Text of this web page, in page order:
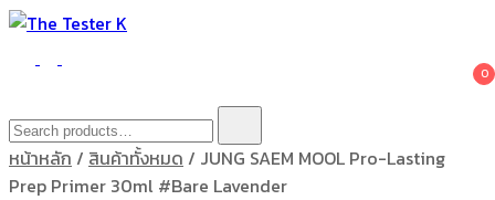
The Tester K
Korean cosmetics 0
Search
for:
หน้าหลัก / สินค้าทั้งหมด / JUNG SAEM MOOL Pro-Lasting
Prep Primer 30ml #Bare Lavender